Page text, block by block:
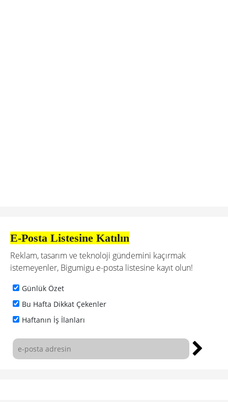
E-Posta Listesine Katılın
Reklam, tasarım ve teknoloji gündemini kaçırmak
istemeyenler, Bigumigu e-posta listesine kayıt olun!
Günlük Özet
Bu Hafta Dikkat Çekenler
Haftanın İş İlanları